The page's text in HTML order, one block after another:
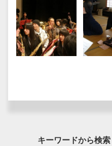
キーワードから検索